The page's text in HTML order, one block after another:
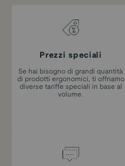
Prezzi speciali
Se hai bisogno di grandi quantità
di prodotti ergonomici, ti offriamo
diverse tariffe speciali in base al
volume.